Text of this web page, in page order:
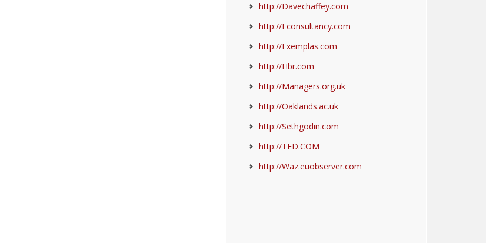
http://Davechaffey.com
http://Econsultancy.com
http://Exemplas.com
http://Hbr.com
http://Managers.org.uk
http://Oaklands.ac.uk
http://Sethgodin.com
http://TED.COM
http://Waz.euobserver.com